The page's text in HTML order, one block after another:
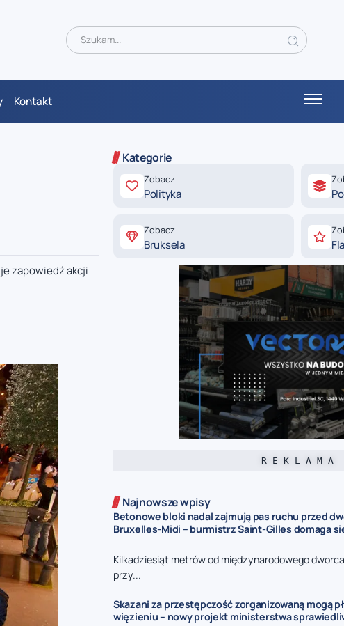
Kontakt
zapowiedź akcji
Kategorie
Zobacz
Polityka
Zobacz
Bruksela
R E K L A M A
Najnowsze wpisy
Betonowe bloki nadal zajmują pas ruchu przed
Bruxelles-Midi – burmistrz Saint-Gilles domaga
Kilkadziesiąt metrów od międzynarodowego
przy...
Skazani za przestępczość zorganizowaną mogą
więzieniu – nowy projekt ministerstwa